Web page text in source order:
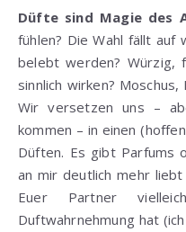
Düfte sind Magie des
fühlen? Die Wahl fällt auf
belebt werden? Würzig,
sinnlich wirken?
Wir versetzen uns –
kommen – in einen
Düften. Es gibt Parfums
an mir deutlich mehr
Euer Partner
Duftwahrnehmung hat